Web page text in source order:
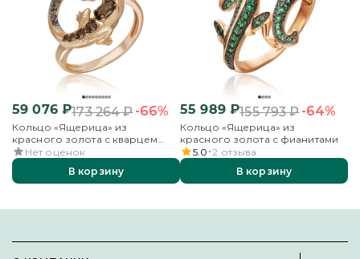
59 076₽173 264₽-66%
Кольцо «Ящерица» из
красного золота с кварцем
дымчатым
Нет оценок
В корзину
55 989₽155 793₽-64%
Кольцо «Ящерица» из
красного золота с фианитами
5.0 2 отзыва
В корзину